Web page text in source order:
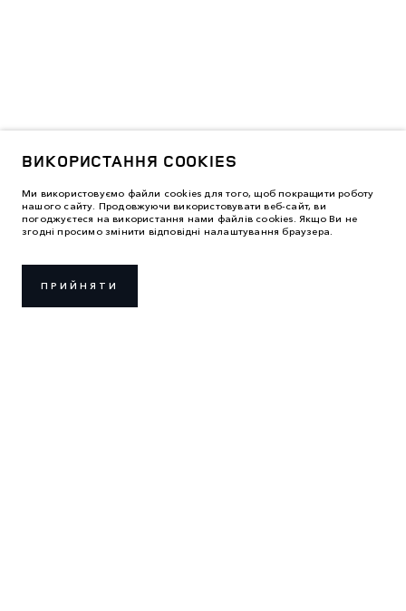
ВИКОРИСТАННЯ COOKIES
Ми використовуємо файли cookies для того, щоб покращити роботу
нашого сайту. Продовжуючи використовувати веб-сайт, ви
погоджуєтеся на використання нами файлів cookies. Якщо Ви не
згодні просимо змінити відповідні налаштування браузера.
ПРИЙНЯТИ